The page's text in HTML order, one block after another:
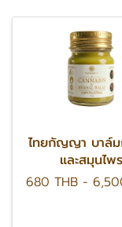
ไทยกัญญา บาล์
และสมุนไพร
680 THB-